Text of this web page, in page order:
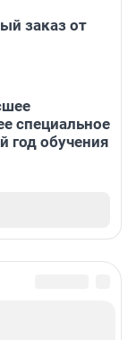
заказ от
специальное
год обучения